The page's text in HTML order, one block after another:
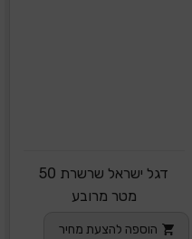
דגל ישראל שרשרת 50
מטר מרובע
הוספה להצעת מחיר